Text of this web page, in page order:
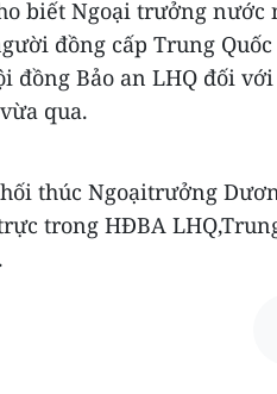
biết Ngoại trưởng nước
đồng cấp Trung
đồng Bảo an LHQ đối
qua.
thúc Ngoạitrưởng
trong HĐBA